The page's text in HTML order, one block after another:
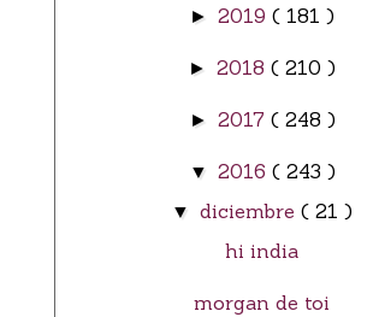
► 2019 ( 181 )
► 2018 ( 210 )
► 2017 ( 248 )
▼ 2016 ( 243 )
▼ diciembre ( 21 )
hi india
morgan de toi